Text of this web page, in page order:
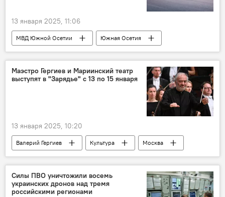
13 января 2025, 11:06
МВД Южной Осетии
Южная Осетия
Цхинвал
Новости
Маэстро Гергиев и Мариинский театр
выступят в "Зарядье" с 13 по 15 января
13 января 2025, 10:20
Валерий Гергиев Культура
Москва
Россия
Северная Осетия
Силы ПВО уничтожили восемь
украинских дронов над тремя
российскими регионами